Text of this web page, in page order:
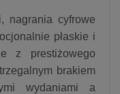
nagrania cyfrowe
płaskie i
z prestiżowego
brakiem
wydaniami a